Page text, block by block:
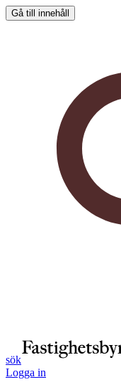
Gå till innehåll
sök
Logga in